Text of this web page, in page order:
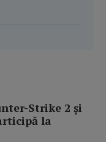
Strike 2 și
la